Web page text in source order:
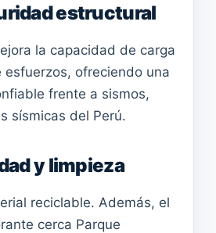
estructural
la capacidad de carga
ofreciendo una
frente a sismos,
sísmicas del Perú.
y limpieza
reciclable. Además, el
cerca Parque